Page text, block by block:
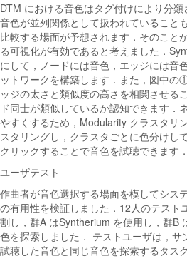
DTM における音色はタグ付けにより分
音色が並列関係として扱われていること
比較する場面が予想されます．そのこと
る可視化が有効であると考えました．
にして，ノードには音色，エッジには音
ットワークを構築します．また，図中
ッジの太さと類似度の高さを相関させる
ド同士が類似しているか認知できます．
やすくするため，Modularity クラスタリ
スタリングし，クラスタごとに色分けし
クリックすることで音色を試聴できます．
ユーザテスト
作曲者が音色選択する場面を模してシス
の有用性を検証しました．12人のテスト
割し，群A はSyntherium を使用し，群B
色を探索しました． テストユーザは，サ
試聴した音色と同じ音色を探索するタス